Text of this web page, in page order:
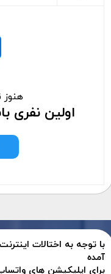
اولین نفری
با توجه به اختالات
آمده
برای اپلیکیشن های